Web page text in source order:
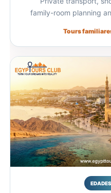
family-room planning
Tours